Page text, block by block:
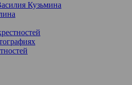
Кузьмина